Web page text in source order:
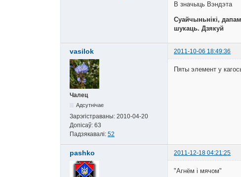
В значыць Вэндэта
Суайчыньнікі,
шукаць. Дзякуй
vasilok 2011-10-06 18:49:36
Чалец
Адсутнічае
Зарэгістраваны: 2010-04-20
Допісаў: 63
Падзякавалі: 52
Пяты элемент у
pashko 2011-12-18 04:21:25
"Агнём і мячом"